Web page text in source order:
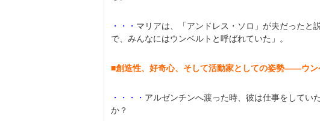
・・・ マリアは、「アンドレス・ソロ」が夫だったと
で、みんなにはウンベルトと呼ばれていた」。
■創造性、好奇心、そして活動家としての姿勢――ウン
・・・・ アルゼンチンへ渡った時、彼は仕事をしてい
か？